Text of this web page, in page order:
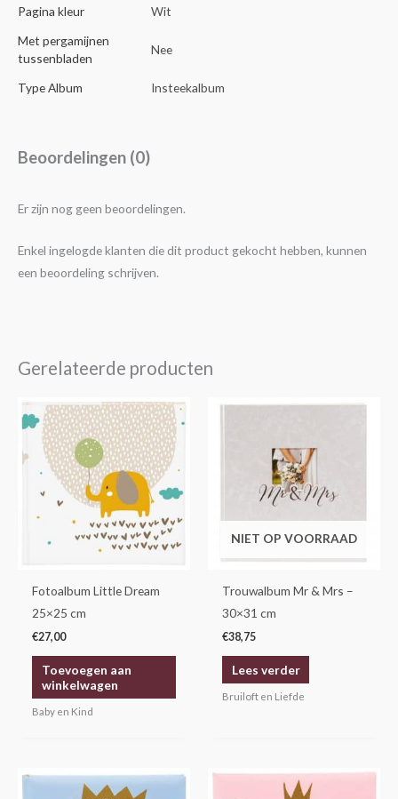
Pagina kleur
Wit
Met pergamijnen
tussenbladen
Nee
Type Album Insteekalbum
Beoordelingen (0)
Er zijn nog geen beoordelingen.
Enkel ingelogde klanten die dit product gekocht hebben, kunnen
een beoordeling schrijven.
Gerelateerde producten
Fotoalbum Little Dream
25×25 cm
€27,00
Toevoegen aan
winkelwagen
Baby en Kind
NIET OP VOORRAAD
Trouwalbum Mr & Mrs –
30×31 cm
€38,75
Lees verder
Bruiloft en Liefde